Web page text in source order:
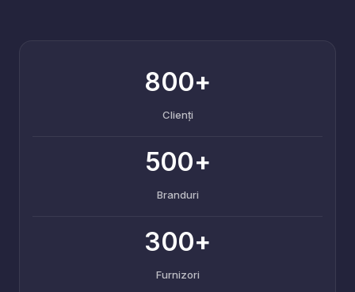
800+
Clienți
500+
Branduri
300+
Furnizori